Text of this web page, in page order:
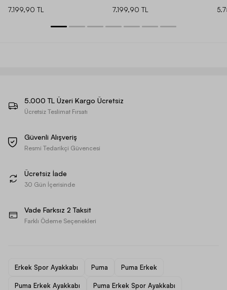
7.199,90 TL 7.199,90 TL
5.000 TL Üzeri Kargo Ücretsiz
Ücretsiz Teslimat Fırsatı
Güvenli Alışveriş
Resmi Tedarikçi Güvencesi
Ücretsiz İade
30 Gün İçerisinde
Vade Farksız 2 Taksit
Farklı Ödeme Seçenekleri
Erkek Spor Ayakkabı Puma Puma Erkek
Puma Erkek Ayakkabı Puma Erkek Spor Ayakkabı